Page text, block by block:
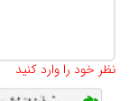
نظر خود را وارد کنید